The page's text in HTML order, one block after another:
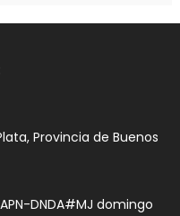
Provincia de Buenos
DNDA#MJ domingo